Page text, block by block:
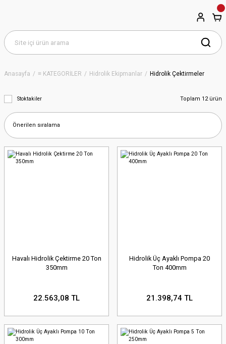
Anasayfa ≡ KATEGORİLER Hidrolik Ekipmanlar Hidrolik Çektirmeler
Stoktakiler Toplam 12 ürün
Havalı Hidrolik Çektirme 20 Ton
350mm
22.563,08 TL
Hidrolik Üç Ayaklı Pompa 20
Ton 400mm
21.398,74 TL